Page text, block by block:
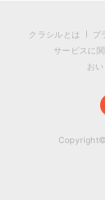
クラシルとは プ
サービスに
お